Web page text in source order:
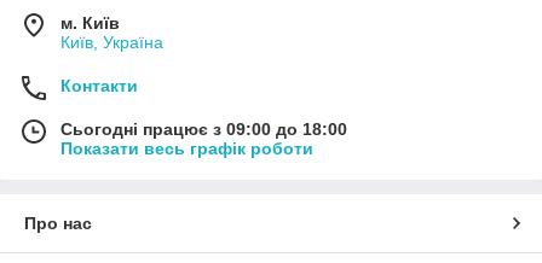
м. Київ
Київ, Україна
Контакти
Сьогодні працює з 09:00 до 18:00
Показати весь графік роботи
Про нас